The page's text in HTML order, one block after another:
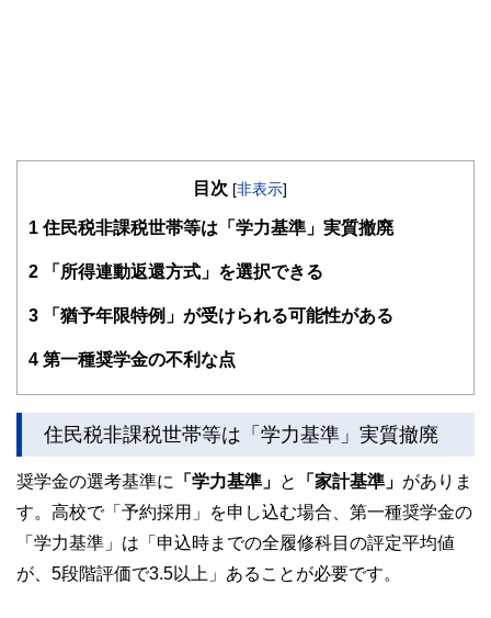
目次 [非表示]
1 住民税非課税世帯等は「学力基準」実質撤廃
2 「所得連動返還方式」を選択できる
3 「猶予年限特例」が受けられる可能性がある
4 第一種奨学金の不利な点
住民税非課税世帯等は「学力基準」実質撤廃
奨学金の選考基準に 「学力基準」 と 「家計基準」 がありま
す。高校で「予約採用」を申し込む場合、第一種奨学金の
「学力基準」は「申込時までの全履修科目の評定平均値
が、5段階評価で3.5以上」あることが必要です。